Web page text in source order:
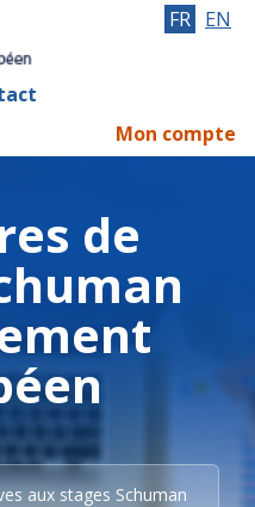
FR EN
Mon compte
de
aux stages Schuman